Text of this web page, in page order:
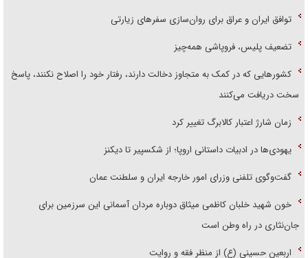
توافق ایران و عراق برای روان‌سازی سفر‌های زیارتی
تضعیف پلیس، فروپاشی همه‌چیز
کشور‌هایی که در کمک به متجاوز دخالت دارند، رفتار خود را اصلاح نکنند، پاسخ
سخت دریافت می‌کنند
زمان شارژ اعتبار کالابرگ تغییر کرد
یهودی‌ها در ادبیات داستانی اروپا؛ از شکسپیر تا دیکنز
گفت‌وگوی تلفنی وزرای امور خارجه ایران و سلطنت عمان
خون شهید خلبان کاظمی میثاق دوباره مردان آسمانی این سرزمین برای
جان‌نثاری در راه وطن است
اربعین حسینی (ع) از منظر فقه و روایت